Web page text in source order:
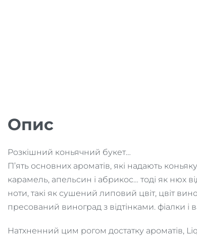
Опис
Розкішний коньячний букет…
П’ять основних ароматів, які надають
карамель, апельсин і абрикос… тоді як нюх
ноти, такі як сушений липовий цвіт, цвіт
пресований виноград з відтінками. фіалки і
Натхненний цим рогом достатку ароматів,